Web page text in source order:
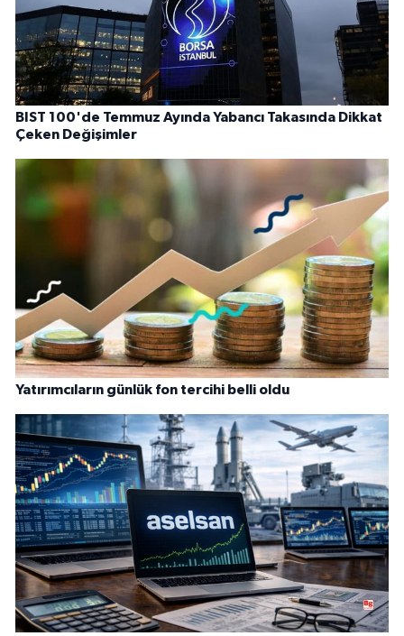
BIST 100'de Temmuz Ayında Yabancı Takasında Dikkat
Çeken Değişimler
Yatırımcıların günlük fon tercihi belli oldu